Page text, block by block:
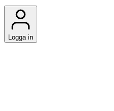
Logga in